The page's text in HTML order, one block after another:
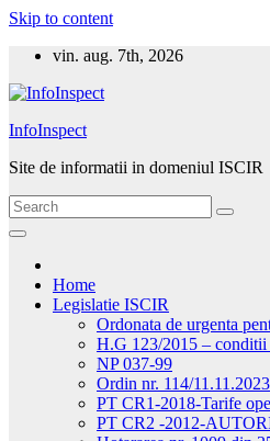
Skip to content
vin. aug. 7th, 2026
InfoInspect
Site de informatii in domeniul ISCIR
Home
Legislatie ISCIR
Ordonata de urgenta
H.G 123/2015 – conditii
NP 037-99
Ordin nr. 114/11.11.2023
PT CR1-2018-Tarife
PT CR2 -2012-